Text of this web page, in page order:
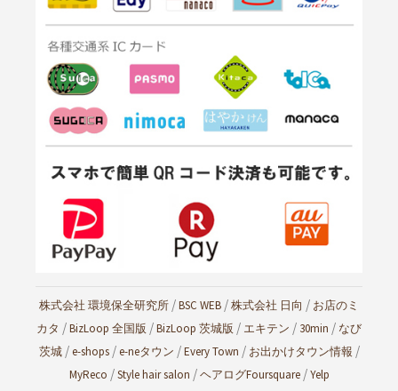
株式会社 環境保全研究所 /BSC WEB /株式会社 日向 / お店のミ
カタ /BizLoop 全国版 /BizLoop 茨城版 / エキテン / 30min / なび
茨城/e-shops/e-neタウン /Every Town / お出かけタウン情報 /
MyReco /Style hair salon /ヘアログFoursquare/Yelp